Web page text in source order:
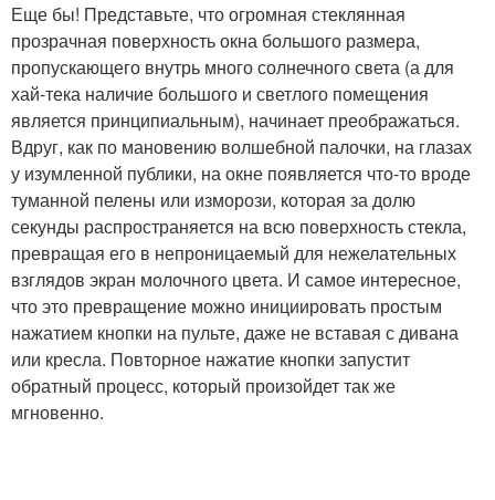
Еще бы! Представьте, что огромная стеклянная
прозрачная поверхность окна большого размера,
пропускающего внутрь много солнечного света (а для
хай-тека наличие большого и светлого помещения
является принципиальным), начинает преображаться.
Вдруг, как по мановению волшебной палочки, на глазах
у изумленной публики, на окне появляется что-то вроде
туманной пелены или изморози, которая за долю
секунды распространяется на всю поверхность стекла,
превращая его в непроницаемый для нежелательных
взглядов экран молочного цвета. И самое интересное,
что это превращение можно инициировать простым
нажатием кнопки на пульте, даже не вставая с дивана
или кресла. Повторное нажатие кнопки запустит
обратный процесс, который произойдет так же
мгновенно.